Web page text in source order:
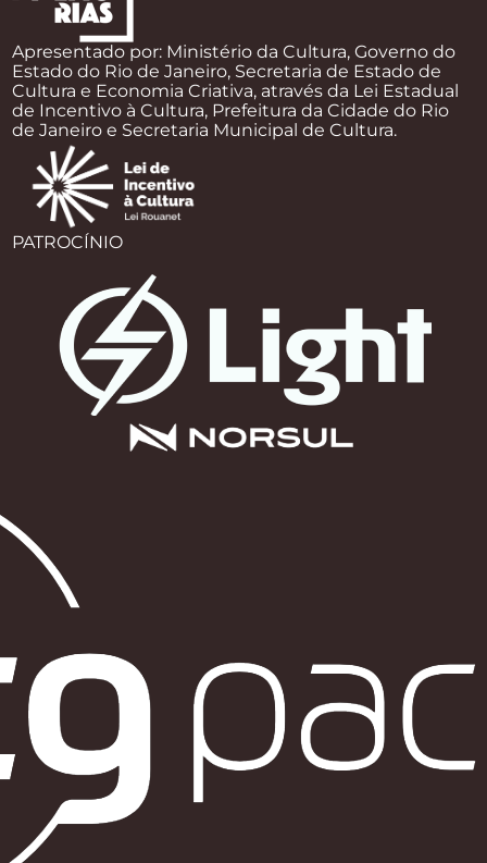
Apresentado por: Ministério da Cultura, Governo do
Estado do Rio de Janeiro, Secretaria de Estado de
Cultura e Economia Criativa, através da Lei Estadual
de Incentivo à Cultura, Prefeitura da Cidade do Rio
de Janeiro e Secretaria Municipal de Cultura.
PATROCÍNIO